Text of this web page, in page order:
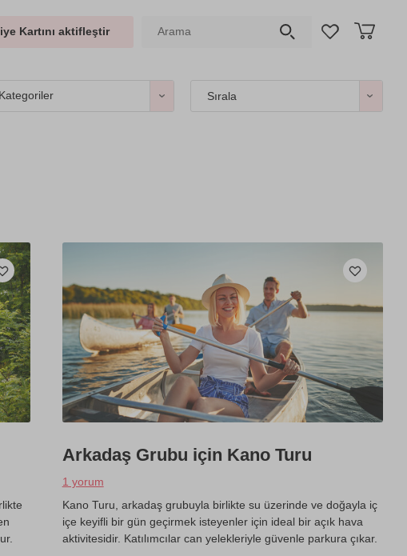
Kartını aktifleştir
Kategoriler Sırala
Arkadaş Grubu için Kano Turu
1 yorum
Kano Turu, arkadaş grubuyla birlikte su üzerinde ve doğayla iç
içe keyifli bir gün geçirmek isteyenler için ideal bir açık hava
aktivitesidir. Katılımcılar can yelekleriyle güvenle parkura çıkar.